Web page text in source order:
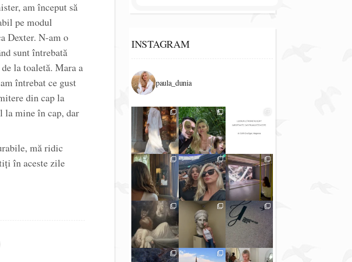
am început să
pe modul
Dexter. N-am o
sunt întrebată
la toaletă. Mara a
întrebat ce gust
din cap la
la mine în cap, dar
mă ridic
în aceste zile
INSTAGRAM
paula_dunia